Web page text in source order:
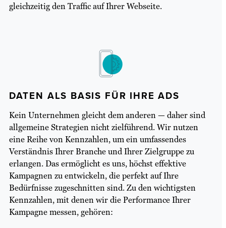
gleichzeitig den Traffic auf Ihrer Webseite.
DATEN ALS BASIS FÜR IHRE ADS
Kein Unternehmen gleicht dem anderen — daher sind
allgemeine Strategien nicht zielführend. Wir nutzen
eine Reihe von Kennzahlen, um ein umfassendes
Verständnis Ihrer Branche und Ihrer Zielgruppe zu
erlangen. Das ermöglicht es uns, höchst effektive
Kampagnen zu entwickeln, die perfekt auf Ihre
Bedürfnisse zugeschnitten sind. Zu den wichtigsten
Kennzahlen, mit denen wir die Performance Ihrer
Kampagne messen, gehören: